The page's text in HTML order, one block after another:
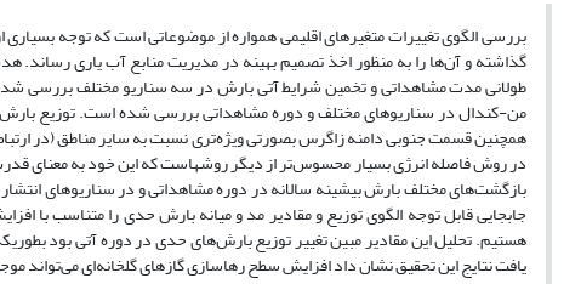
بررسی الگوی تغییرات متغیرهای اقلیمی همواره از موضوعاتی است که توجه
گذاشته و آن‌ها را به منظور اخذ تصمیم بهینه در مدیریت منابع آب یاری
طولانی مدت مشاهداتی و تخمین‌ شرایط آتی بارش در سه سناریو مختلف بررسی
من-کندال در سناریوهای مختلف و دوره مشاهداتی بررسی شده است. توزیع بارش
همچنین قسمت جنوبی دامنه زاگرس بصورتی ویژه‌تری نسبت به سایر مناطق (در
در روش فاصله انرژی بسیار محسوس‌تر از دیگر روشهاست که این خود به معنای
بازگشت‌های مختلف بارش بیشینه سالانه در دوره مشاهداتی و در سناریوهای انتشار
جابجایی قابل توجه الگوی توزیع و مقادیر مد و میانه بارش حدی را متناسب با
هستیم. تحلیل این مقادیر مبین تغییر توزیع بارش‌های حدی در دوره آتی بود
یافت نتایج این تحقیق نشان داد افزایش سطح رهاسازی گازهای گلخانه‌ای